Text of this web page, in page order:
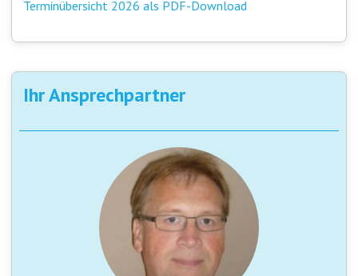
Terminübersicht 2026 als PDF-Download
Ihr Ansprechpartner